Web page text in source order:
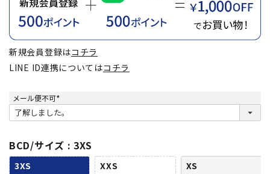
新規会員登録はコチラ
LINE ID連携についてはコチラ
メール便不可
(
必
須
BCD/サイズ 3XS
3XS XXS XS